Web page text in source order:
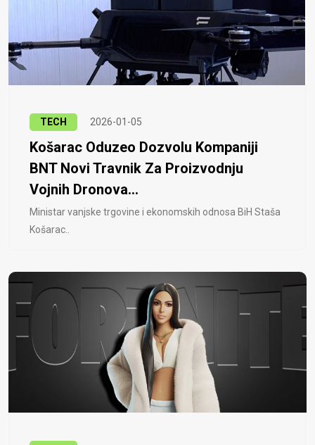
TECH 2026-01-05
Košarac Oduzeo Dozvolu Kompaniji
BNT Novi Travnik Za Proizvodnju
Vojnih Dronova...
Ministar vanjske trgovine i ekonomskih odnosa BiH Staša
Košarac..